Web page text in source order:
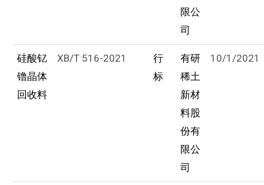
限公
司
硅酸钇
镥晶体
回收料
XB/T 516-2021
行
标
有研
稀土
新材
料股
份有
限公
司
10/1/2021